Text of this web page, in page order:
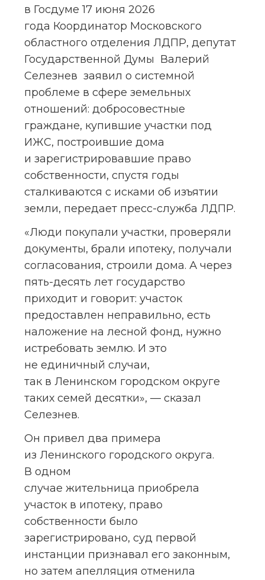
в Госдуме 17 июня 2026
года Координатор Московского
областного отделения ЛДПР, депутат
Государственной Думы  Валерий
Селезнев  заявил о системной
проблеме в сфере земельных
отношений: добросовестные
граждане, купившие участки под
ИЖС, построившие дома
и зарегистрировавшие право
собственности, спустя годы
сталкиваются с исками об изъятии
земли, передает пресс-служба ЛДПР.
«Люди покупали участки, проверяли
документы, брали ипотеку, получали
согласования, строили дома. А через
пять-десять лет государство
приходит и говорит: участок
предоставлен неправильно, есть
наложение на лесной фонд, нужно
истребовать землю. И это
не единичный случаи,
так в Ленинском городском округе
таких семей десятки», — сказал
Селезнев.
Он привел два примера
из Ленинского городского округа.
В одном
случае жительница приобрела
участок в ипотеку, право
собственности было
зарегистрировано, суд первой
инстанции признавал его законным,
но затем апелляция отменила